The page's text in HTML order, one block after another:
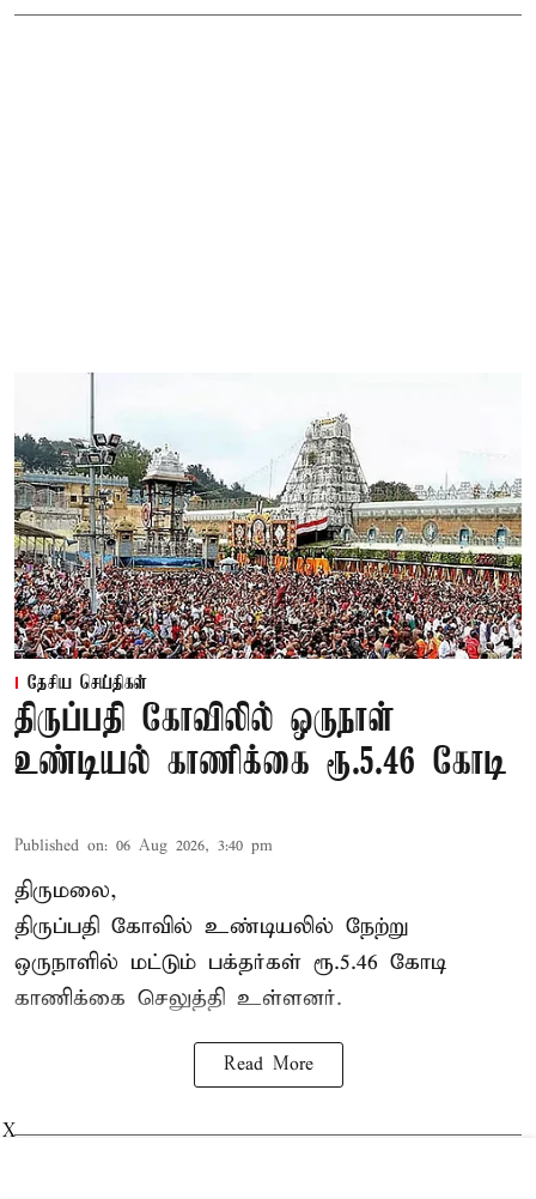
தேசிய செய்திகள்
திருப்பதி கோவிலில் ஒருநாள்
உண்டியல் காணிக்கை ரூ.5.46 கோடி
Published on: 06 Aug 2026, 3:40 pm
திருமலை,
திருப்பதி கோவில் உண்டியலில் நேற்று
ஒருநாளில் மட்டும் பக்தர்கள் ரூ.5.46 கோடி
காணிக்கை செலுத்தி உள்ளனர்.
Read More
X